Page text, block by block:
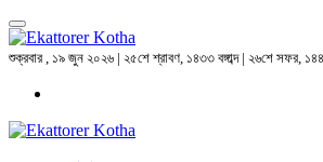
শুক্রবার , ১৯ জুন ২০২৬ | ২৫শে শ্রাবণ, ১৪৩৩ বঙ্গাব্দ | ২৬শে সফর,